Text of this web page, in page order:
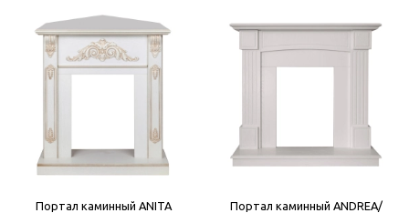
Портал каминный ANITA
Портал каминный ANDREA/